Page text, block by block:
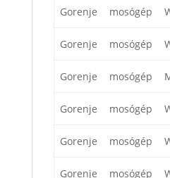
Gorenje mosógép
Gorenje mosógép
Gorenje mosógép
Gorenje mosógép
Gorenje mosógép
Gorenje mosógép